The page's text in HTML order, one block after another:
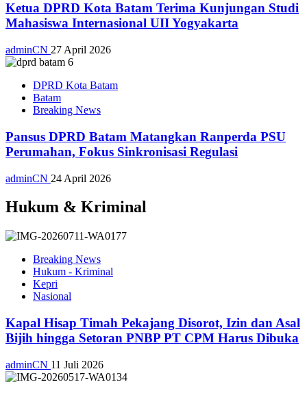
Ketua DPRD Kota Batam Terima Kunjungan Studi
Mahasiswa Internasional UII Yogyakarta
adminCN 27 April 2026
DPRD Kota Batam
Batam
Breaking News
Pansus DPRD Batam Matangkan Ranperda PSU
Perumahan, Fokus Sinkronisasi Regulasi
adminCN 24 April 2026
Hukum & Kriminal
Breaking News
Hukum - Kriminal
Kepri
Nasional
Kapal Hisap Timah Pekajang Disorot, Izin dan Asal
Bijih hingga Setoran PNBP PT CPM Harus Dibuka
adminCN 11 Juli 2026